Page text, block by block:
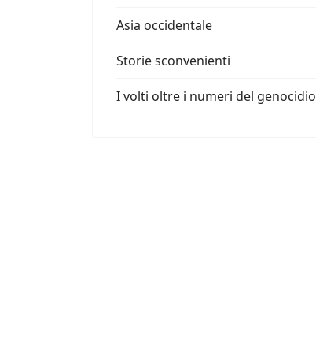
Asia occidentale
Storie sconvenienti
I volti oltre i numeri del genocidio